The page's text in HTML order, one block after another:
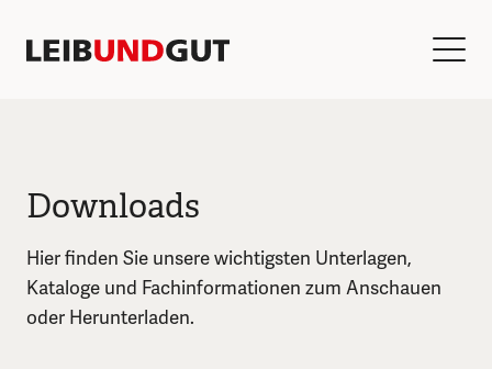
Downloads
Hier finden Sie unsere wichtigsten Unterlagen,
Kataloge und Fachinformationen zum Anschauen
oder Herunterladen.